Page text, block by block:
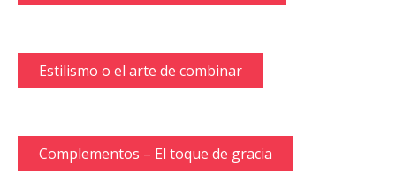
Estilismo o el arte de combinar
Complementos – El toque de gracia